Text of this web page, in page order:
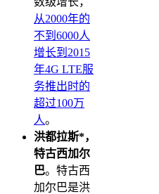
从2000年的
不到6000人
增长到2015
年4G LTE服
务推出时的
超过100万
人。
洪都拉斯*，
特古西加尔
巴。特古西
加尔巴是洪